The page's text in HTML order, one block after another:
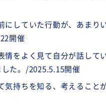
にしていた行動が、あまり
開催
情をよく見て自分が話して
た。/2025.5.15開催
気持ちを知る、考えること